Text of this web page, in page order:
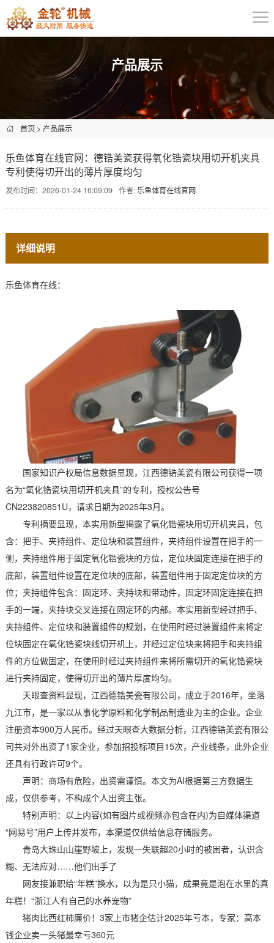
产品展示
首页> 产品展示
乐鱼体育在线官网：德锆美瓷获得氧化锆瓷块用切开机夹具
专利使得切开出的薄片厚度均匀
发布时间：2026-01-24 16:09:09 作者: 乐鱼体育在线官网
详细说明
乐鱼体育在线：
国家知识产权局信息数据显现，江西德锆美瓷有限公司获得一项
名为“氧化锆瓷块用切开机夹具”的专利，授权公告号
CN223820851U，请求日期为2025年3月。
专利摘要显现，本实用新型揭露了氧化锆瓷块用切开机夹具，包
含：把手、夹持组件、定位块和装置组件，夹持组件设置在把手的一
侧，夹持组件用于固定氧化锆瓷块的方位，定位块固定连接在把手的
底部，装置组件设置在定位块的底部，装置组件用于固定定位块的方
位；夹持组件包含：固定环、夹持块和带动件，固定环固定连接在把
手的一端，夹持块交叉连接在固定环的内部。本实用新型经过把手、
夹持组件、定位块和装置组件的规划，在使用时经过装置组件来将定
位块固定在氧化锆瓷块线切开机上，并经过定位块来将把手和夹持组
件的方位做固定，在使用时经过夹持组件来将所需切开的氧化锆瓷块
进行夹持固定，使得切开出的薄片厚度均匀。
天眼查资料显现，江西德锆美瓷有限公司，成立于2016年，坐落
九江市，是一家以从事化学原料和化学制品制造业为主的企业。企业
注册资本900万人民币。经过天眼查大数据分析，江西德锆美瓷有限公
司共对外出资了1家企业，参加招投标项目15次，产业线条，此外企业
还具有行政许可9个。
声明：商场有危险，出资需谨慎。本文为AI根据第三方数据生
成，仅供参考，不构成个人出资主张。
特别声明：以上内容(如有图片或视频亦包含在内)为自媒体渠道
“网易号”用户上传并发布，本渠道仅供给信息存储服务。
青岛大珠山山崖野坡上，发现一失联超20小时的被困者，认识含
糊、无法应对……他们出手了
网友接兼职给“年糕”换水，以为是只小猫，成果竟是泡在水里的真
年糕！“浙江人有自己的水养宠物”
猪肉比西红柿廉价！3家上市猪企估计2025年亏本，专家：高本
钱企业卖一头猪最幸亏360元